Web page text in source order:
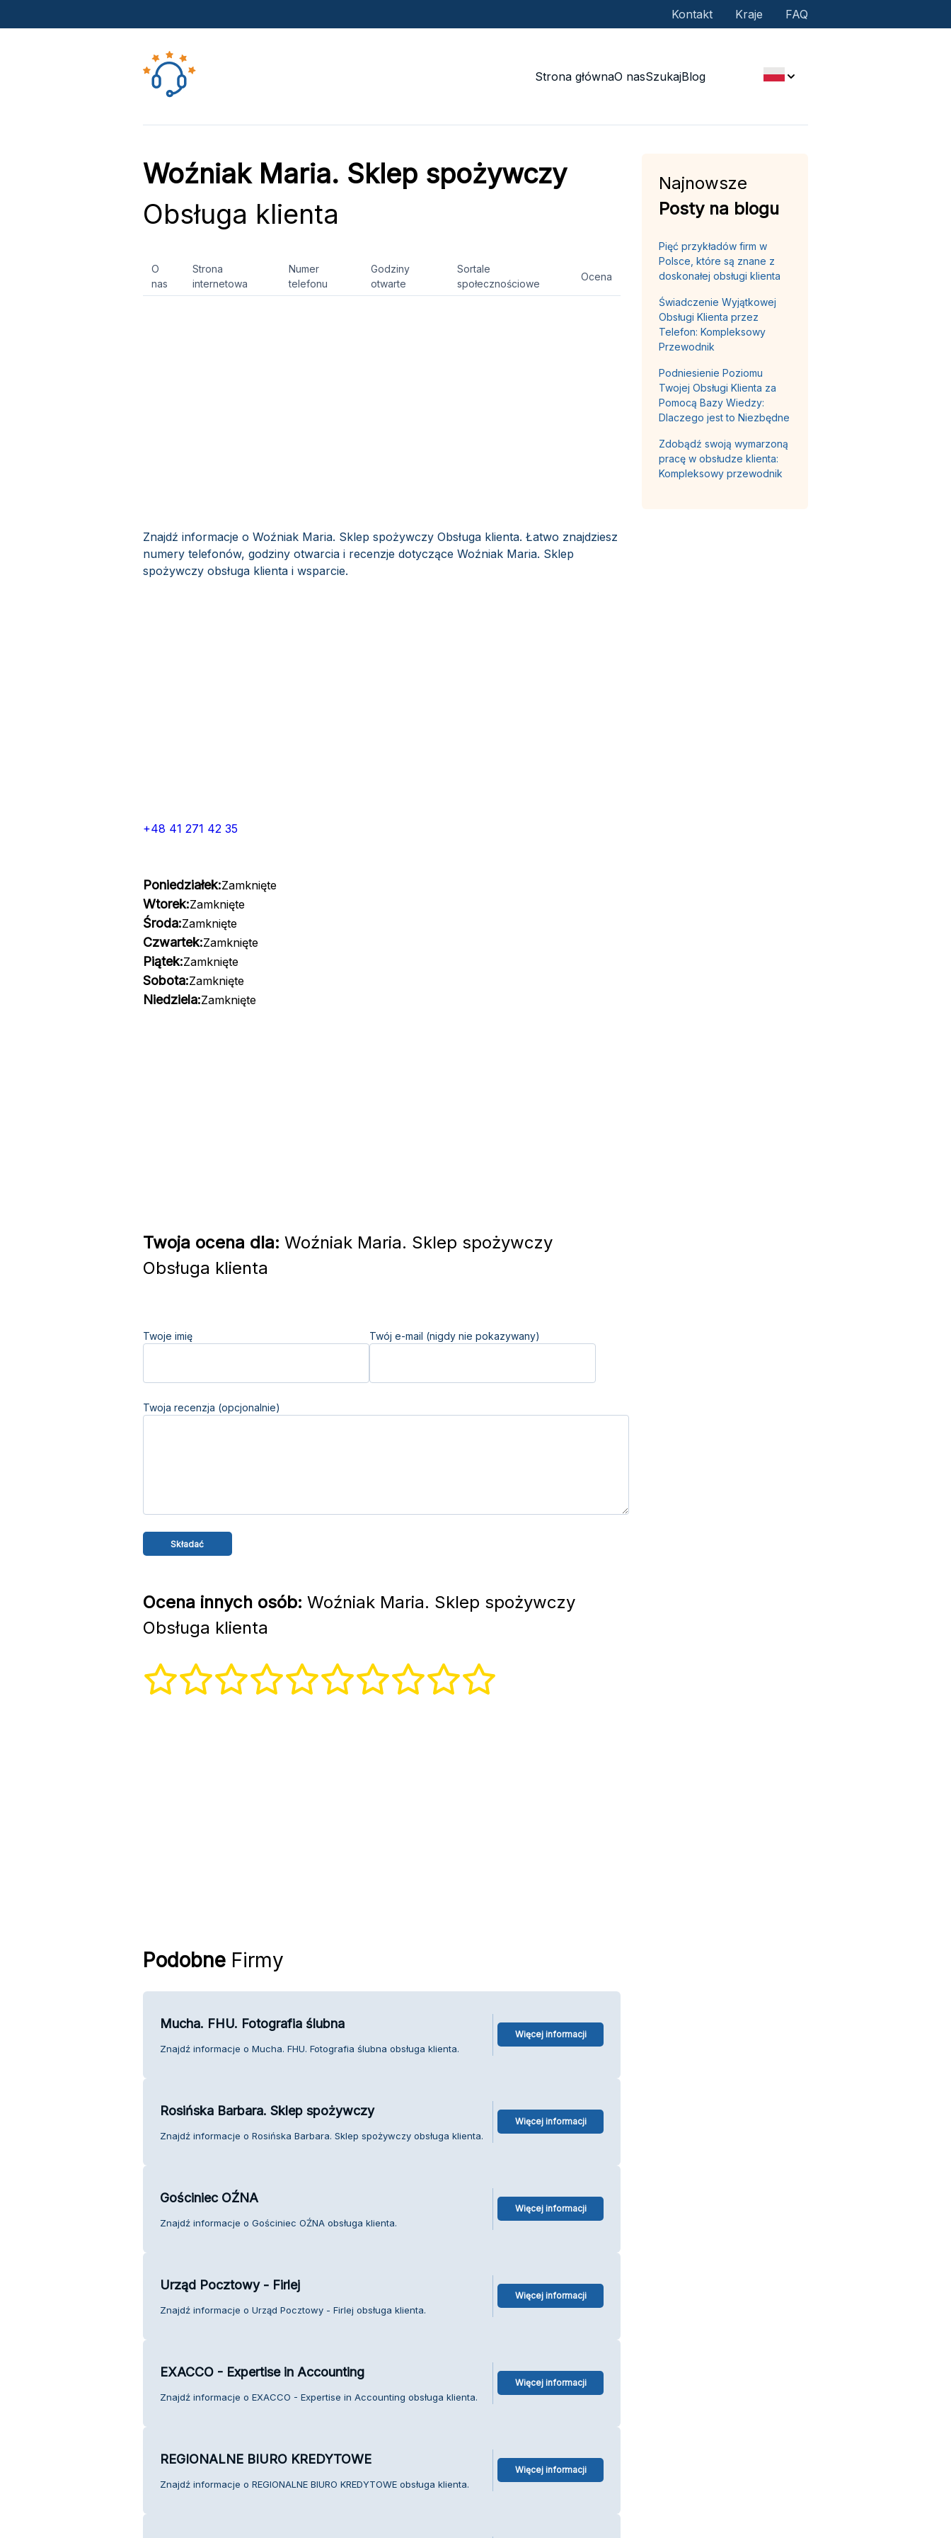
Kontakt Kraje FAQ
Strona głównaO nasSzukajBlog
Woźniak Maria. Sklep spożywczy
Obsługa klienta
O
nas
Strona
internetowa
Numer
telefonu
Godziny
otwarte
Sortale
społecznościowe
Ocena
Znajdź informacje o Woźniak Maria. Sklep spożywczy Obsługa klienta. Łatwo znajdziesz
numery telefonów, godziny otwarcia i recenzje dotyczące Woźniak Maria. Sklep
spożywczy obsługa klienta i wsparcie.
+48 41 271 42 35
Poniedziałek:Zamknięte
Wtorek:Zamknięte
Środa:Zamknięte
Czwartek:Zamknięte
Piątek:Zamknięte
Sobota:Zamknięte
Niedziela:Zamknięte
Twoja ocena dla: Woźniak Maria. Sklep spożywczy
Obsługa klienta
Twoje imię Twój e-mail (nigdy nie pokazywany)
Twoja recenzja (opcjonalnie)
Ocena innych osób: Woźniak Maria. Sklep spożywczy
Obsługa klienta
PodobneFirmy
Mucha. FHU. Fotografia ślubna
Znajdź informacje o Mucha. FHU. Fotografia ślubna obsługa klienta.
Więcej informacji
Rosińska Barbara. Sklep spożywczy
Znajdź informacje o Rosińska Barbara. Sklep spożywczy obsługa klienta.
Więcej informacji
Gościniec OŹNA
Znajdź informacje o Gościniec OŹNA obsługa klienta.
Więcej informacji
Urząd Pocztowy - Firlej
Znajdź informacje o Urząd Pocztowy - Firlej obsługa klienta.
Więcej informacji
EXACCO - Expertise in Accounting
Znajdź informacje o EXACCO - Expertise in Accounting obsługa klienta.
Więcej informacji
REGIONALNE BIURO KREDYTOWE
Znajdź informacje o REGIONALNE BIURO KREDYTOWE obsługa klienta.
Więcej informacji
Najnowsze
Posty na blogu
Pięć przykładów firm w
Polsce, które są znane z
doskonałej obsługi klienta
Świadczenie Wyjątkowej
Obsługi Klienta przez
Telefon: Kompleksowy
Przewodnik
Podniesienie Poziomu
Twojej Obsługi Klienta za
Pomocą Bazy Wiedzy:
Dlaczego jest to Niezbędne
Zdobądź swoją wymarzoną
pracę w obsłudze klienta:
Kompleksowy przewodnik